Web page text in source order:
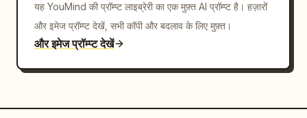
यह YouMind की प्रॉम्प्ट लाइब्रेरी का एक मुफ़्त AI प्रॉम्प्ट है। हज़ारों
और इमेज प्रॉम्प्ट देखें, सभी कॉपी और बदलाव के लिए मुफ़्त।
और इमेज प्रॉम्प्ट देखें